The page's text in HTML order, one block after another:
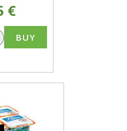
€
BUY